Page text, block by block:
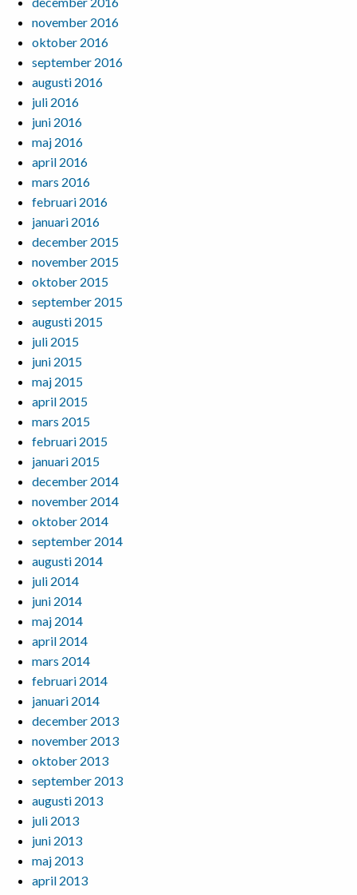
november 2016
oktober 2016
september 2016
augusti 2016
juli 2016
juni 2016
maj 2016
april 2016
mars 2016
februari 2016
januari 2016
december 2015
november 2015
oktober 2015
september 2015
augusti 2015
juli 2015
juni 2015
maj 2015
april 2015
mars 2015
februari 2015
januari 2015
december 2014
november 2014
oktober 2014
september 2014
augusti 2014
juli 2014
juni 2014
maj 2014
april 2014
mars 2014
februari 2014
januari 2014
december 2013
november 2013
oktober 2013
september 2013
augusti 2013
juli 2013
juni 2013
maj 2013
april 2013